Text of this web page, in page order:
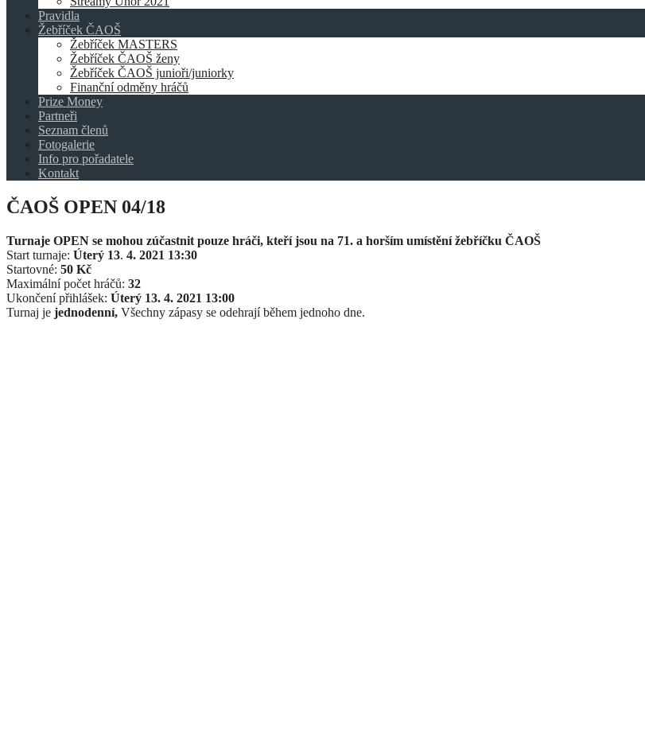
Pravidla
Žebříček ČAOŠ
Žebříček MASTERS
Žebříček ČAOŠ ženy
Žebříček ČAOŠ junioři/juniorky
Finanční odměny hráčů
Prize Money
Partneři
Seznam členů
Fotogalerie
Info pro pořadatele
Kontakt
ČAOŠ OPEN 04/18
Turnaje OPEN se mohou zúčastnit pouze hráči, kteří jsou na 71. a horším umístění žebříčku ČAOŠ
Start turnaje: Úterý 13. 4. 2021 13:30
Startovné: 50 Kč
Maximální počet hráčů: 32
Ukončení přihlášek: Úterý 13. 4. 2021 13:00
Turnaj je jednodenní, Všechny zápasy se odehrají během jednoho dne.